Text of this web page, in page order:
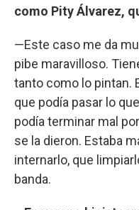
como Pity Álvarez,
—Este caso me da
pibe maravilloso.
tanto como lo pintan.
que podía pasar lo
podía terminar mal
se la dieron. Estaba
internarlo, que
banda.